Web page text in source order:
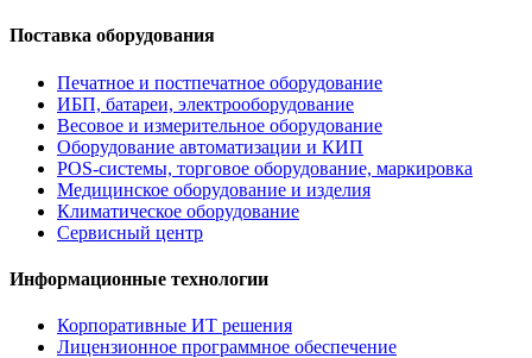
Поставка оборудования
Печатное и постпечатное оборудование
ИБП, батареи, электрооборудование
Весовое и измерительное оборудование
Оборудование автоматизации и КИП
POS-системы, торговое оборудование, маркировка
Медицинское оборудование и изделия
Климатическое оборудование
Сервисный центр
Информационные технологии
Корпоративные ИТ решения
Лицензионное программное обеспечение